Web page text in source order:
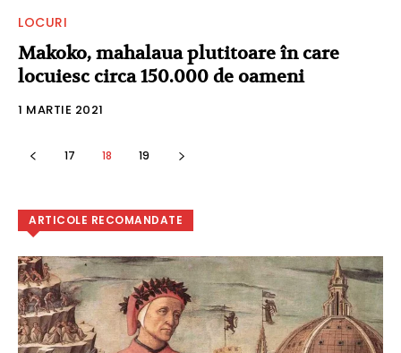
LOCURI
Makoko, mahalaua plutitoare în care
locuiesc circa 150.000 de oameni
1 MARTIE 2021
17 18 19
ARTICOLE RECOMANDATE